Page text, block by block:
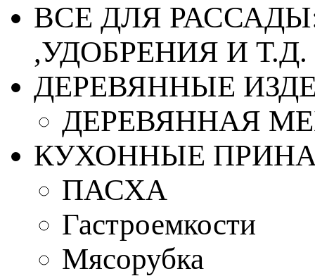
ВСЕ ДЛЯ
,УДОБРЕНИЯ И Т.Д.
ДЕРЕВЯННЫЕ
ДЕРЕВЯННАЯ
КУХОННЫЕ
ПАСХА
Гастроемкости
Мясорубка